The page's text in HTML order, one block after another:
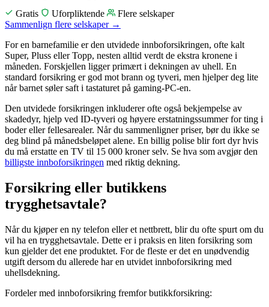
Gratis
Uforpliktende
Flere selskaper
Sammenlign flere selskaper →
For en barnefamilie er den utvidede innboforsikringen, ofte kalt
Super, Pluss eller Topp, nesten alltid verdt de ekstra kronene i
måneden. Forskjellen ligger primært i dekningen av uhell. En
standard forsikring er god mot brann og tyveri, men hjelper deg lite
når barnet søler saft i tastaturet på gaming-PC-en.
Den utvidede forsikringen inkluderer ofte også bekjempelse av
skadedyr, hjelp ved ID-tyveri og høyere erstatningssummer for ting i
boder eller fellesarealer. Når du sammenligner priser, bør du ikke se
deg blind på månedsbeløpet alene. En billig polise blir fort dyr hvis
du må erstatte en TV til 15 000 kroner selv. Se hva som avgjør den
billigste innboforsikringen med riktig dekning.
Forsikring eller butikkens
trygghetsavtale?
Når du kjøper en ny telefon eller et nettbrett, blir du ofte spurt om du
vil ha en trygghetsavtale. Dette er i praksis en liten forsikring som
kun gjelder det ene produktet. For de fleste er det en unødvendig
utgift dersom du allerede har en utvidet innboforsikring med
uhellsdekning.
Fordeler med innboforsikring fremfor butikkforsikring: